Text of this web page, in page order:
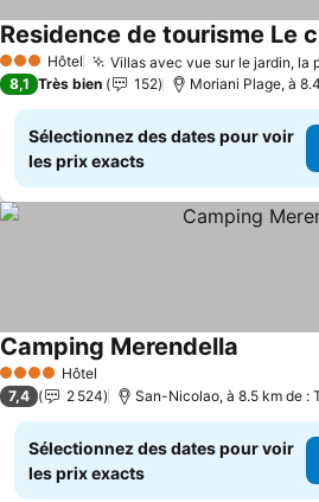
3 ÉtoilesHôtel Villas avec vue sur le jardin, la
Consulter les prix
8,1 Très bien 152 Moriani Plage, à
Sélectionnez des dates pour voir
les prix exacts
4 Étoiles Hôtel
Camping Merendella
7,4 2 524 San-Nicolao, à 8.5 km de :
Sélectionnez des dates pour voir
les prix exacts